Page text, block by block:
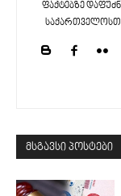
ფაქტებზე
მსგავსი პოსტები